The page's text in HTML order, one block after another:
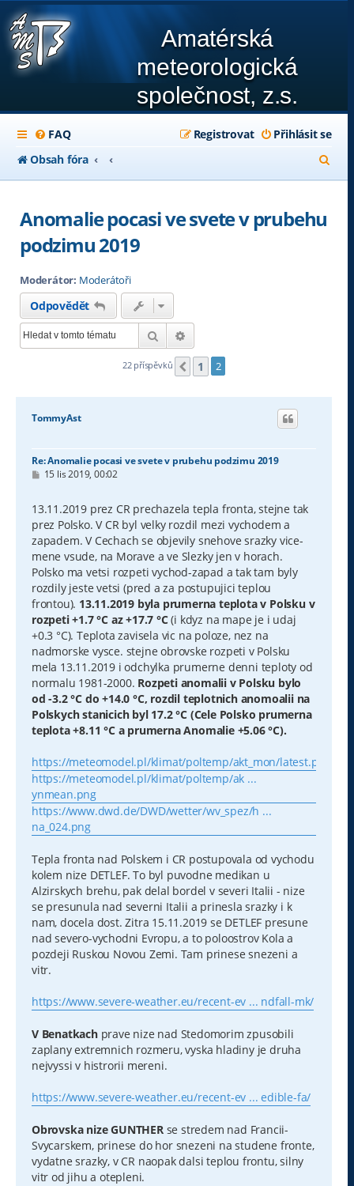
Amatérská
meteorologická
společnost, z.s.
FAQ Přihlásit se
Registrovat
Obsah fóra
l
Anomalie pocasi ve svete v prubehu
podzimu 2019
Moderátor: Moderátoři
Odpovědět
Hledat
22 příspěvků Předchozí
1 2
TommyAst
Re: Anomalie pocasi ve svete v prubehu podzimu 2019
P
s
p
ě
v
e
k
15 lis 2019, 00:02
13.11.2019 prez CR prechazela tepla fronta, stejne tak
prez Polsko. V CR byl velky rozdil mezi vychodem a
zapadem. V Cechach se objevily snehove srazky vice-
mene vsude, na Morave a ve Slezky jen v horach.
Polsko ma vetsi rozpeti vychod-zapad a tak tam byly
rozdily jeste vetsi (pred a za postupujici teplou
frontou). 13.11.2019 byla prumerna teplota v Polsku v
rozpeti +1.7 °C az +17.7 °C(i kdyz na mape je i udaj
+0.3 °C). Teplota zavisela vic na poloze, nez na
nadmorske vysce. stejne obrovske rozpeti v Polsku
mela 13.11.2019 i odchylka prumerne denni teploty od
normalu 1981-2000. Rozpeti anomalii v Polsku bylo
od -3.2 °C do +14.0 °C, rozdil teplotnich anomoalii na
Polskych stanicich byl 17.2 °C (Cele Polsko prumerna
teplota +8.11 °C a prumerna Anomalie +5.06 °C).
https://meteomodel.pl/klimat/poltemp/akt_mon/latest.png
https://meteomodel.pl/klimat/poltemp/ak ...
ynmean.png
https://www.dwd.de/DWD/wetter/wv_spez/h ...
na_024.png
Tepla fronta nad Polskem i CR postupovala od vychodu
kolem nize DETLEF. To byl puvodne medikan u
Alzirskych brehu, pak delal bordel v severi Italii - nize
se presunula nad severni Italii a prinesla srazky i k
nam, docela dost. Zitra 15.11.2019 se DETLEF presune
nad severo-vychodni Evropu, a to poloostrov Kola a
pozdeji Ruskou Novou Zemi. Tam prinese snezeni a
vitr.
https://www.severe-weather.eu/recent-ev ... ndfall-mk/
V Benatkachprave nize nad Stedomorim zpusobili
zaplany extremnich rozmeru, vyska hladiny je druha
nejvyssi v histrorii mereni.
https://www.severe-weather.eu/recent-ev ... edible-fa/
Obrovska nize GUNTHERse stredem nad Francii-
Svycarskem, prinese do hor snezeni na studene fronte,
vydatne srazky, v CR naopak dalsi teplou frontu, silny
vitr od jihu a otepleni.